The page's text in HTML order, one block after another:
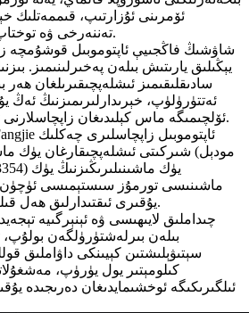
ئۆمرىنى ئۇزارتىپ، قىممەتلىك
تەننەرخى ۋە توختاپ قېلىش ۋاقتىنى ئازايتىدۇ.
شاۋشىڭ فاڭجىيې ئاپتوموبىل قوشۇمچە
يېڭىلىق يارىتىش بىلەن پەخىرلىنىمىز.
سادىقلىقىمىز ئىشلەپچىقىرىلغان
ئەتتۈرۈلۈپ، خېرىدارلىرىمىزنىڭ ئەڭ
ئۆلچىمىگە ماس كېلىدىغان زاپچاسلارنى ئېلىشىغا كاپالەتلىك قىلىدۇ.
شىركىتى ئىشلەپچىقارغان يۈك
ماشىنىسى تورمۇز سىستېمىسى
يۇقىرى ئىقتىدارلىق ھەل قىلىش چارىسىنى ئىپادىلەيدۇ.
چىداملىق لايىھىسى ۋە ئېنېرگىيە
بىلەن بىرلەشتۈرۈلگەن بولۇپ،
سېتىۋېلىشتىن كېيىنكى داۋاملىق
كىلومېتىر يول يۈرۈپ،
ئىلگىرىكىگە ئوخشىمايدىغان دەرىجىدە